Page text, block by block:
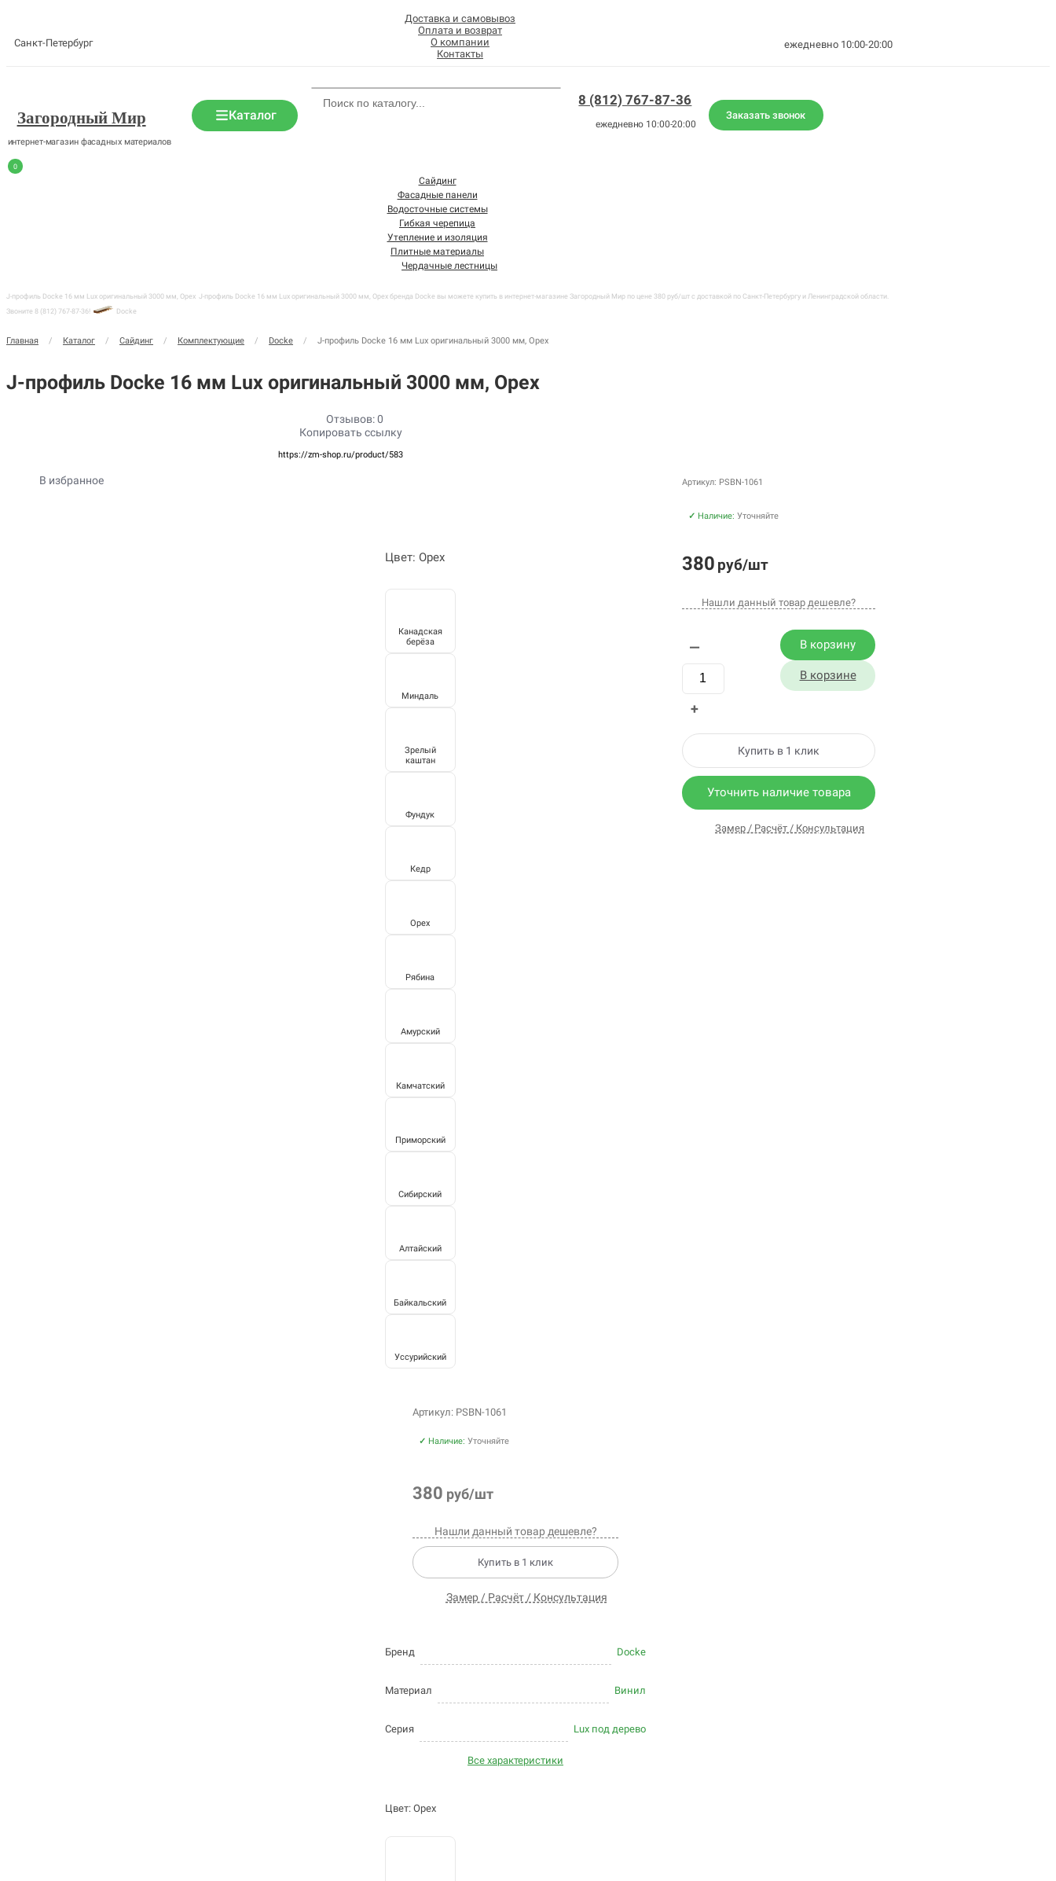
Санкт-Петербург
Доставка и самовывоз
Оплата и возврат
О компании
Контакты
ежедневно 10:00-20:00
Загородный Мир
интернет-магазин фасадных материалов
Каталог
8 (812) 767-87-36
ежедневно 10:00-20:00
Заказать звонок
0
Сайдинг
Фасадные панели
Водосточные системы
Гибкая черепица
Утепление и изоляция
Плитные материалы
Чердачные лестницы
J-профиль Docke 16 мм Lux оригинальный 3000 мм, Орех J-профиль Docke 16 мм Lux оригинальный 3000 мм, Орех бренда Docke вы можете купить в интернет-магазине Загородный Мир по цене 380 руб/шт с доставкой по Санкт-Петербургу и Ленинградской области.
Звоните 8 (812) 767-87-36!
Docke
Главная / Каталог / Сайдинг / Комплектующие / Docke / J-профиль Docke 16 мм Lux оригинальный 3000 мм, Орех
J-профиль Docke 16 мм Lux оригинальный 3000 мм, Орех
Отзывов: 0
Копировать ссылку
https://zm-shop.ru/product/583
В избранное
Цвет: Орех
Канадская
берёза
Миндаль
Зрелый
каштан
Фундук
Кедр
Орех
Рябина
Амурский
Камчатский
Приморский
Сибирский
Алтайский
Байкальский
Уссурийский
Артикул: PSBN-1061
✓ Наличие: Уточняйте
380 руб/шт
Нашли данный товар дешевле?
Купить в 1 клик
Замер / Расчёт / Консультация
Бренд Docke
Материал Винил
Серия Lux под дерево
Все характеристики
Цвет: Орех
Артикул: PSBN-1061
✓ Наличие: Уточняйте
380 руб/шт
Нашли данный товар дешевле?
—
+
В корзину
В корзине
Купить в 1 клик
Уточнить наличие товара
Замер / Расчёт / Консультация